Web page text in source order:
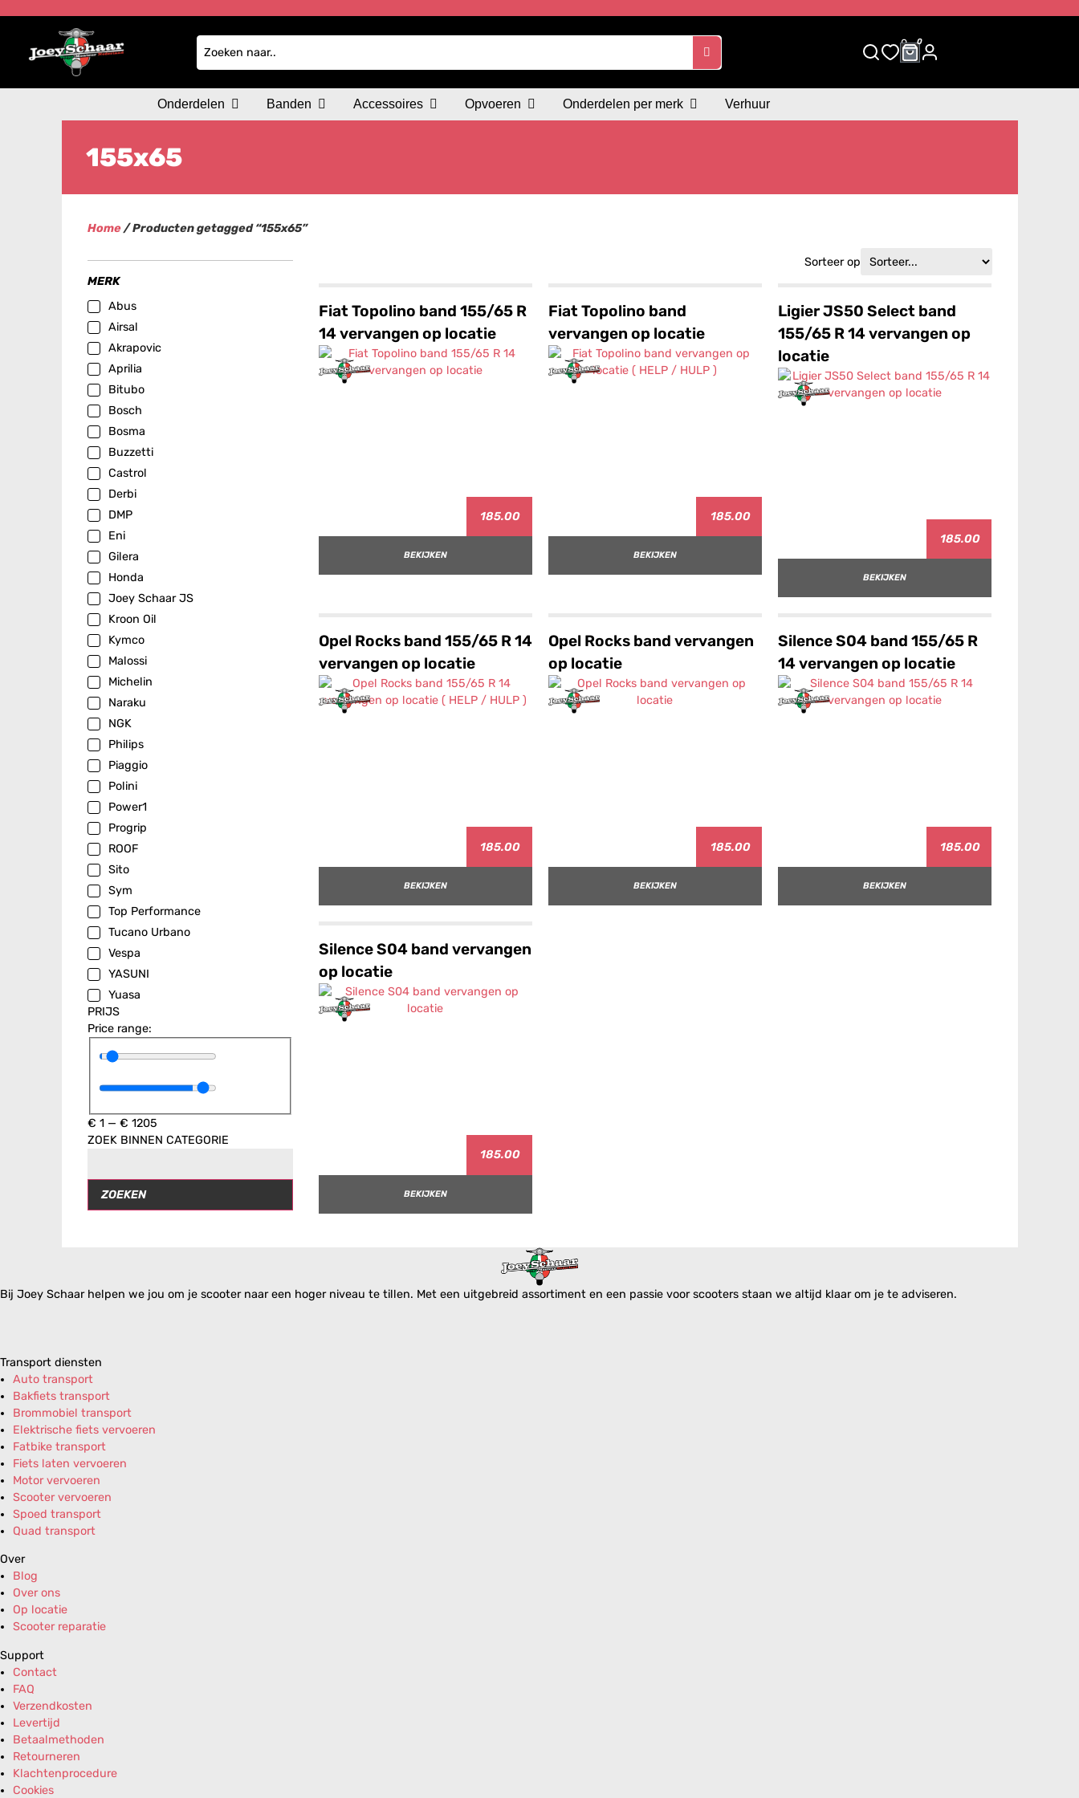
0 0
Onderdelen Banden Accessoires Opvoeren Onderdelen per merk Verhuur
155x65
Home/ Producten getagged “155x65”
MERK
Abus
Airsal
Akrapovic
Aprilia
Bitubo
Bosch
Bosma
Buzzetti
Castrol
Derbi
DMP
Eni
Gilera
Honda
Joey Schaar JS
Kroon Oil
Kymco
Malossi
Michelin
Naraku
NGK
Philips
Piaggio
Polini
Power1
Progrip
ROOF
Sito
Sym
Top Performance
Tucano Urbano
Vespa
YASUNI
Yuasa
PRIJS
Price range:
€ 1 — € 1205
ZOEK BINNEN CATEGORIE
ZOEKEN
Sorteer op
Fiat Topolino band 155/65 R
14 vervangen op locatie
185.00
BEKIJKEN
Fiat Topolino band
vervangen op locatie
185.00
BEKIJKEN
Ligier JS50 Select band
155/65 R 14 vervangen op
locatie
185.00
BEKIJKEN
Opel Rocks band 155/65 R 14
vervangen op locatie
185.00
BEKIJKEN
Opel Rocks band vervangen
op locatie
185.00
BEKIJKEN
Silence S04 band 155/65 R
14 vervangen op locatie
185.00
BEKIJKEN
Silence S04 band vervangen
op locatie
185.00
BEKIJKEN
Bij Joey Schaar helpen we jou om je scooter naar een hoger niveau te tillen. Met een uitgebreid assortiment en een passie voor scooters staan we altijd klaar om je te adviseren.
Transport diensten
Auto transport
Bakfiets transport
Brommobiel transport
Elektrische fiets vervoeren
Fatbike transport
Fiets laten vervoeren
Motor vervoeren
Scooter vervoeren
Spoed transport
Quad transport
Over
Blog
Over ons
Op locatie
Scooter reparatie
Support
Contact
FAQ
Verzendkosten
Levertijd
Betaalmethoden
Retourneren
Klachtenprocedure
Cookies